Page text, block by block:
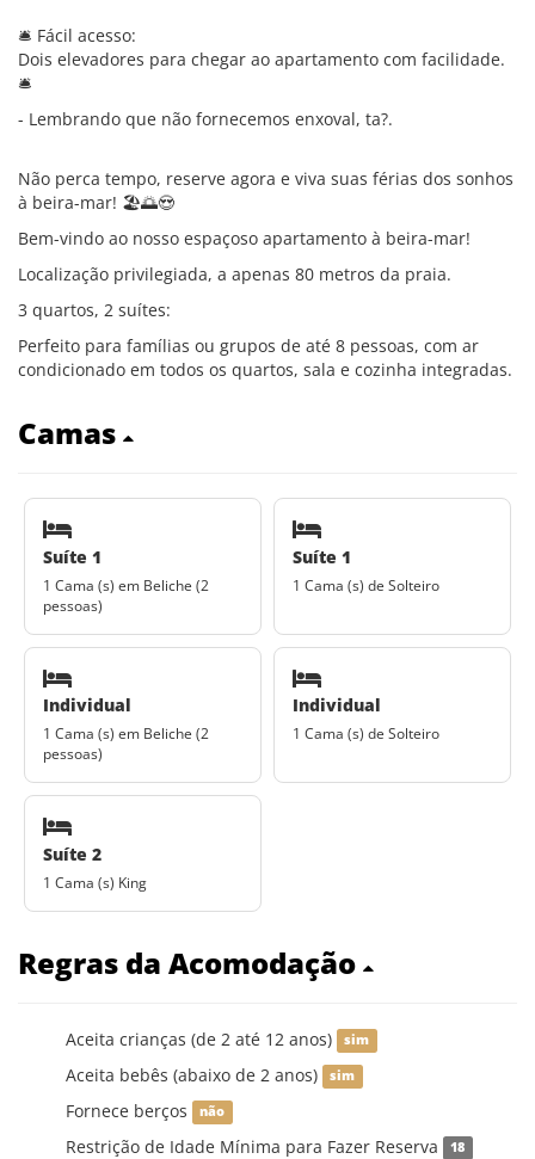
🛎️ Fácil acesso:
Dois elevadores para chegar ao apartamento com facilidade.
🛎️
- Lembrando que não fornecemos enxoval, ta?.
Não perca tempo, reserve agora e viva suas férias dos sonhos
à beira-mar! 🏖️🌅😍
Bem-vindo ao nosso espaçoso apartamento à beira-mar!
Localização privilegiada, a apenas 80 metros da praia.
3 quartos, 2 suítes:
Perfeito para famílias ou grupos de até 8 pessoas, com ar
condicionado em todos os quartos, sala e cozinha integradas.
Camas
Suíte 1
1 Cama (s) em Beliche (2
pessoas)
Suíte 1
1 Cama (s) de Solteiro
Individual
1 Cama (s) em Beliche (2
pessoas)
Individual
1 Cama (s) de Solteiro
Suíte 2
1 Cama (s) King
Regras da Acomodação
Aceita crianças (de 2 até 12 anos) sim
Aceita bebês (abaixo de 2 anos) sim
Fornece berços não
Restrição de Idade Mínima para Fazer Reserva 18